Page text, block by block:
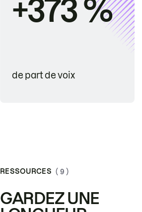
+373 %
de part de voix
RESSOURCES ( 9 )
GARDEZ UNE